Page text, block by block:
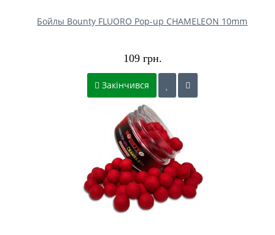
Бойлы Bounty FLUORO Pop-up CHAMELEON 10mm
109 грн.
Закінчився